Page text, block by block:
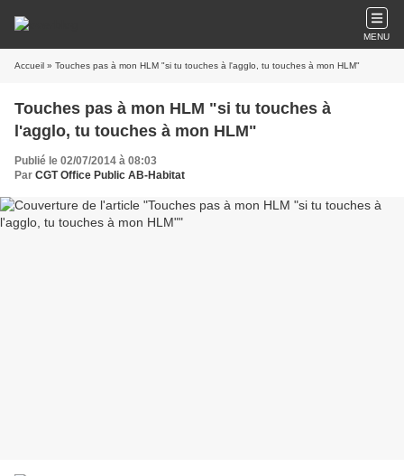
MENU
Accueil » Touches pas à mon HLM "si tu touches à l'agglo, tu touches à mon HLM"
Touches pas à mon HLM "si tu touches à
l'agglo, tu touches à mon HLM"
Publié le 02/07/2014 à 08:03
Par CGT Office Public AB-Habitat